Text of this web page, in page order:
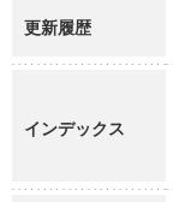
更新履歴
インデックス